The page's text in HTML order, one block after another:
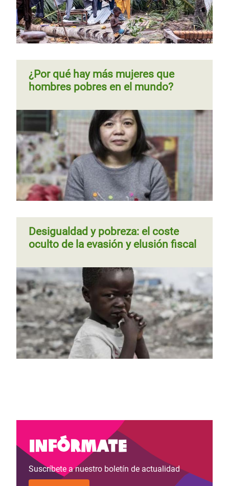
Apoyar a los jóvenes ahora para
acabar con la pobreza mañana
anterior
página
Paginación
Página
anterior
‹‹ Página 7Siguiente
página
››
Premiar el trabajo, no la riqueza
Paginación
Página
anterior
Página 3
¿Por qué hay más mujeres que
hombres pobres en el mundo?
Desigualdad y pobreza: el coste
oculto de la evasión y elusión fiscal
Infórmate
Suscríbete a nuestro boletín de actualidad